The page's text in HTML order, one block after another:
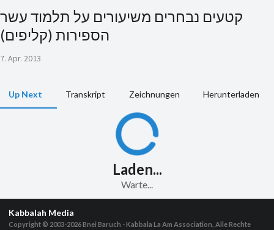
קטעים נבחרים משיעורים על תלמוד עשר
הספירות (קליפים)
7. Apr. 2013
Up Next Transkript Zeichnungen Herunterladen
Laden...
Warte...
Kabbalah Media
Copyright © 2003-2026Bnei Baruch - Kabbala La Am Association, Alle Rechte